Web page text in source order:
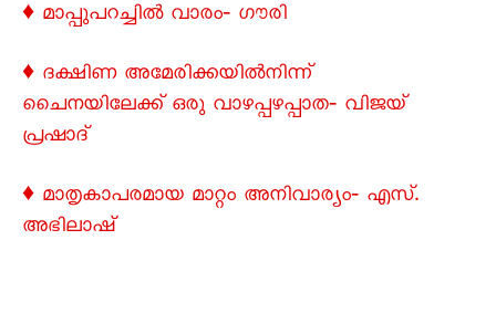
♦ മാപ്പുപറച്ചിൽ വാരം‐ ഗൗരി
♦ ദക്ഷിണ അമേരിക്കയിൽനിന്ന്
ചെെനയിലേക്ക് ഒരു വാഴപ്പഴപ്പാത‐ വിജയ്
പ്രഷാദ്
♦ മാതൃകാപരമായ മാറ്റം അനിവാര്യം‐ എസ്.
അഭിലാഷ്